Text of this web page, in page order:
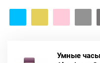
Умные часы